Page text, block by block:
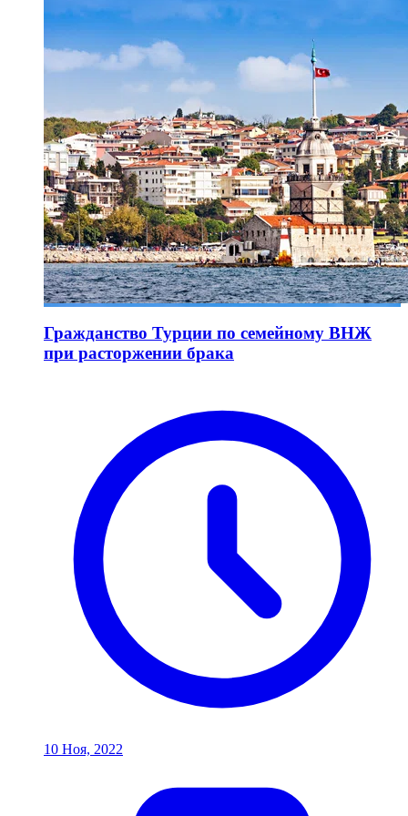
Гражданство Турции по семейному ВНЖ
при расторжении брака
10 Ноя, 2022